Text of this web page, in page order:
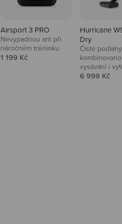
Airsport 3 PRO
Nevypadnou ani při
náročném tréninku
Prodejní cena
1 199 Kč
Hurricane
Dry
Čisté
vysávání i
Prodejní cena
6 999 Kč